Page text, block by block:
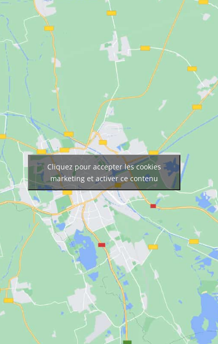
Cliquez pour accepter les cookies
marketing et activer ce contenu